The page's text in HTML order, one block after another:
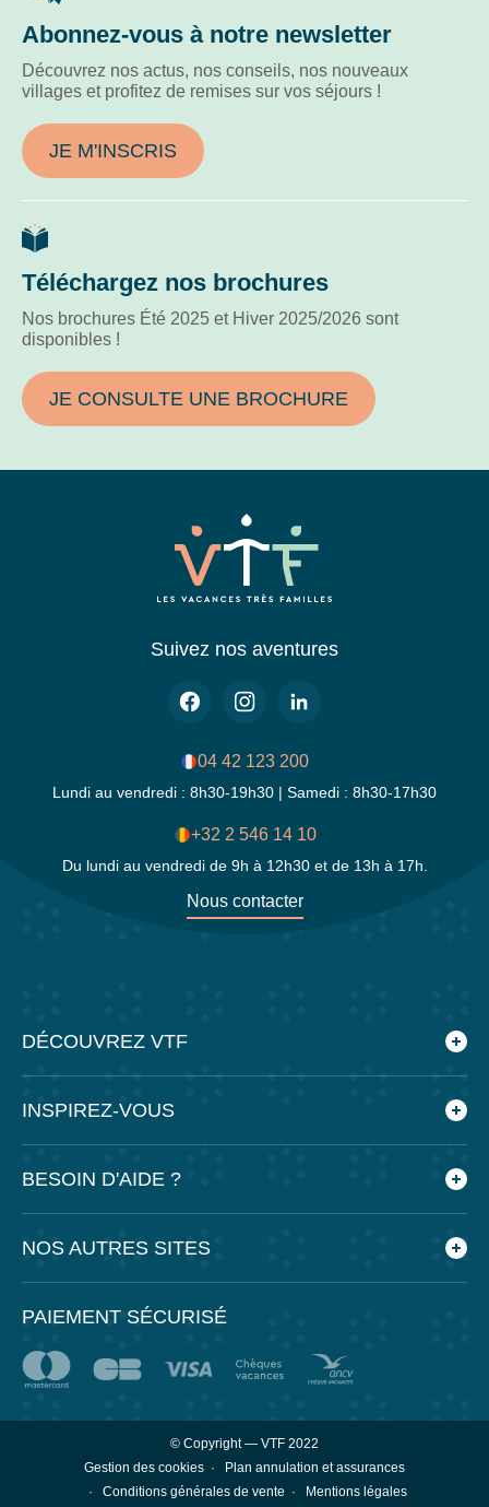
Abonnez-vous à notre newsletter
Découvrez nos actus, nos conseils, nos nouveaux
villages et profitez de remises sur vos séjours !
JE M'INSCRIS
Téléchargez nos brochures
Nos brochures Été 2025 et Hiver 2025/2026 sont
disponibles !
JE CONSULTE UNE BROCHURE
Suivez nos aventures
04 42 123 200
Lundi au vendredi : 8h30-19h30 | Samedi : 8h30-17h30
+32 2 546 14 10
Du lundi au vendredi de 9h à 12h30 et de 13h à 17h.
Nous contacter
DÉCOUVREZ VTF
Nos agences
Espace presse
INSPIREZ-VOUS
BESOIN D'AIDE ?
NOS AUTRES SITES
Séminaires et réunion de travail
Site dédié aux agents du CGOS
Site dédié aux sociétaires MACIF
PAIEMENT SÉCURISÉ
© Copyright — VTF 2022
Gestion des cookies
Plan annulation et assurances
Conditions générales de vente
Mentions légales